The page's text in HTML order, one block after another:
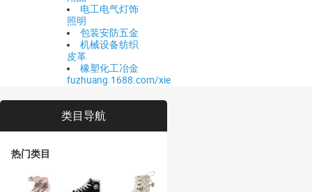
电工电气灯饰
照明
包装安防五金
机械设备纺织
皮革
橡塑化工冶金
fuzhuang.1688.com/xie
类目导航
热门类目